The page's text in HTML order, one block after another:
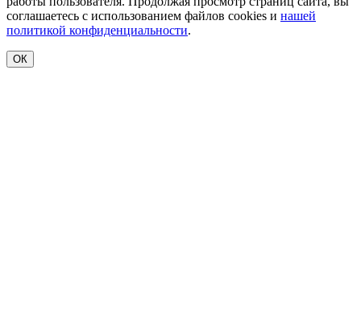
соглашаетесь с использованием файлов cookies и нашей
политикой конфиденциальности.
ОК